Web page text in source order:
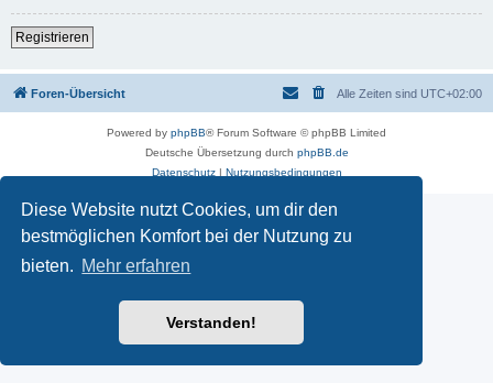
Diese Website nutzt Cookies, um dir den
bestmöglichen Komfort bei der Nutzung zu
bieten. Mehr erfahren
Verstanden!
Registrieren
Foren-Übersicht Alle Zeiten sind UTC+02:00
Powered by phpBB® Forum Software © phpBB Limited
Deutsche Übersetzung durch phpBB.de
Datenschutz| Nutzungsbedingungen